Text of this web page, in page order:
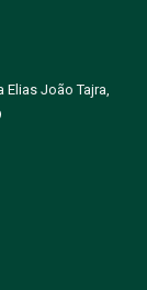
João Tajra,